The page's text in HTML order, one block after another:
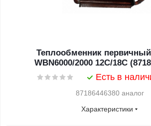
Теплообменник первичный
WBN6000/2000 12C/18C
Есть в
87186446380 аналог
Характеристики